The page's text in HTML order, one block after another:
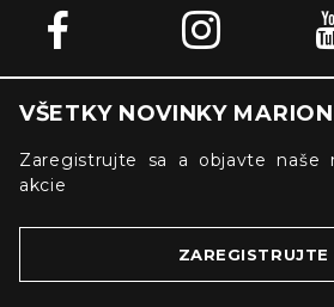
VŠETKY NOVINKY
Zaregistrujte sa a objavte naše
akcie
ZAREGISTRUJTE